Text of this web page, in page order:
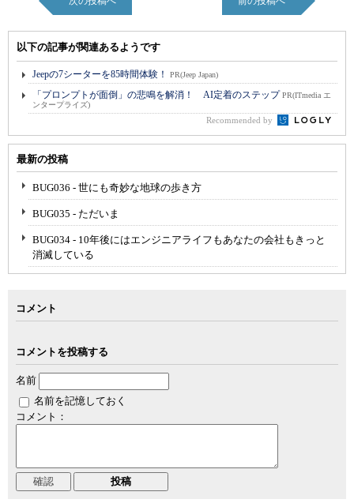
以下の記事が関連あるようです
Jeepの7シーターを85時間体験！ PR(Jeep Japan)
「プロンプトが面倒」の悲鳴を解消！ AI定着のステップPR(ITmedia エ
ンタープライズ)
Recommended by
最新の投稿
BUG036 - 世にも奇妙な地球の歩き方
BUG035 - ただいま
BUG034 - 10年後にはエンジニアライフもあなたの会社もきっと
消滅している
コメント
コメントを投稿する
名前
名前を記憶しておく
コメント：